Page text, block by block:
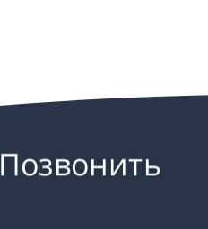
Позвонить